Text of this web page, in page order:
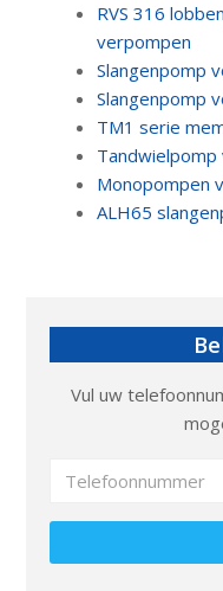
RVS 316
verpompen
Slangenpomp
Slangenpomp
TM1 serie
Monopompen
ALH65
Vul uw
Gelieve dit veld